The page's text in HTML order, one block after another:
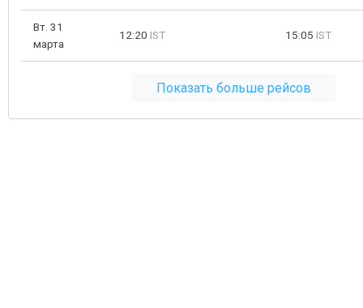
Вт. 31
марта
12:20 IST 15:05 IST
Показать больше рейсов